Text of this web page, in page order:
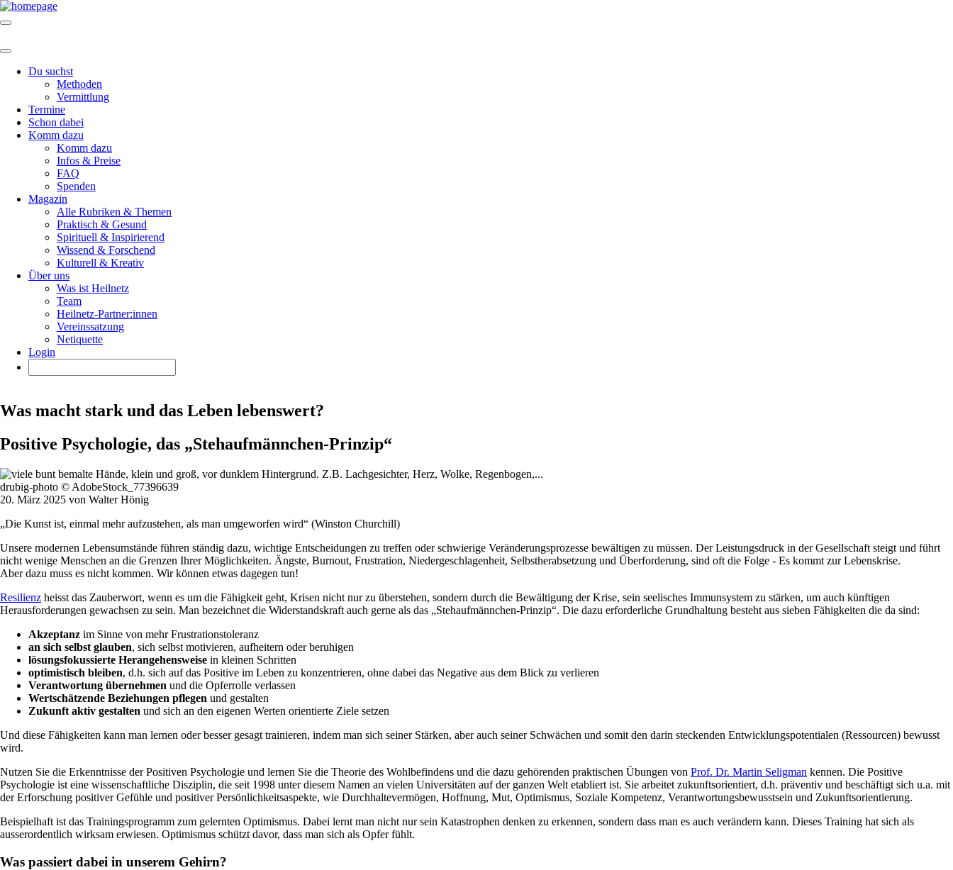
Du suchst
Methoden
Vermittlung
Termine
Schon dabei
Komm dazu
Komm dazu
Infos & Preise
FAQ
Spenden
Magazin
Alle Rubriken & Themen
Praktisch & Gesund
Spirituell & Inspirierend
Wissend & Forschend
Kulturell & Kreativ
Über uns
Was ist Heilnetz
Team
Heilnetz-Partner:innen
Vereinssatzung
Netiquette
Login
Was macht stark und das Leben lebenswert?
Positive Psychologie, das „Stehaufmännchen-Prinzip“
drubig-photo © AdobeStock_77396639
20. März 2025 von Walter Hönig
„Die Kunst ist, einmal mehr aufzustehen, als man umgeworfen wird“ (Winston Churchill)
Unsere modernen Lebensumstände führen ständig dazu, wichtige Entscheidungen zu treffen oder schwierige Veränderungsprozesse bewältigen zu müssen. Der Leistungsdruck in der Gesellschaft steigt und führt
nicht wenige Menschen an die Grenzen Ihrer Möglichkeiten. Ängste, Burnout, Frustration, Niedergeschlagenheit, Selbstherabsetzung und Überforderung, sind oft die Folge - Es kommt zur Lebenskrise.
Aber dazu muss es nicht kommen. Wir können etwas dagegen tun!
Resilienz heisst das Zauberwort, wenn es um die Fähigkeit geht, Krisen nicht nur zu überstehen, sondern durch die Bewältigung der Krise, sein seelisches Immunsystem zu stärken, um auch künftigen
Herausforderungen gewachsen zu sein. Man bezeichnet die Widerstandskraft auch gerne als das „Stehaufmännchen-Prinzip“. Die dazu erforderliche Grundhaltung besteht aus sieben Fähigkeiten die da sind:
Akzeptanz im Sinne von mehr Frustrationstoleranz
an sich selbst glauben, sich selbst motivieren, aufheitern oder beruhigen
lösungsfokussierte Herangehensweise in kleinen Schritten
optimistisch bleiben, d.h. sich auf das Positive im Leben zu konzentrieren, ohne dabei das Negative aus dem Blick zu verlieren
Verantwortung übernehmen und die Opferrolle verlassen
Wertschätzende Beziehungen pflegen und gestalten
Zukunft aktiv gestalten und sich an den eigenen Werten orientierte Ziele setzen
Und diese Fähigkeiten kann man lernen oder besser gesagt trainieren, indem man sich seiner Stärken, aber auch seiner Schwächen und somit den darin steckenden Entwicklungspotentialen (Ressourcen) bewusst
wird.
Nutzen Sie die Erkenntnisse der Positiven Psychologie und lernen Sie die Theorie des Wohlbefindens und die dazu gehörenden praktischen Übungen von Prof. Dr. Martin Seligman kennen. Die Positive
Psychologie ist eine wissenschaftliche Disziplin, die seit 1998 unter diesem Namen an vielen Universitäten auf der ganzen Welt etabliert ist. Sie arbeitet zukunftsorientiert, d.h. präventiv und beschäftigt sich u.a. mit
der Erforschung positiver Gefühle und positiver Persönlichkeitsaspekte, wie Durchhaltevermögen, Hoffnung, Mut, Optimismus, Soziale Kompetenz, Verantwortungsbewusstsein und Zukunftsorientierung.
Beispielhaft ist das Trainingsprogramm zum gelernten Optimismus. Dabei lernt man nicht nur sein Katastrophen denken zu erkennen, sondern dass man es auch verändern kann. Dieses Training hat sich als
ausserordentlich wirksam erwiesen. Optimismus schützt davor, dass man sich als Opfer fühlt.
Was passiert dabei in unserem Gehirn?